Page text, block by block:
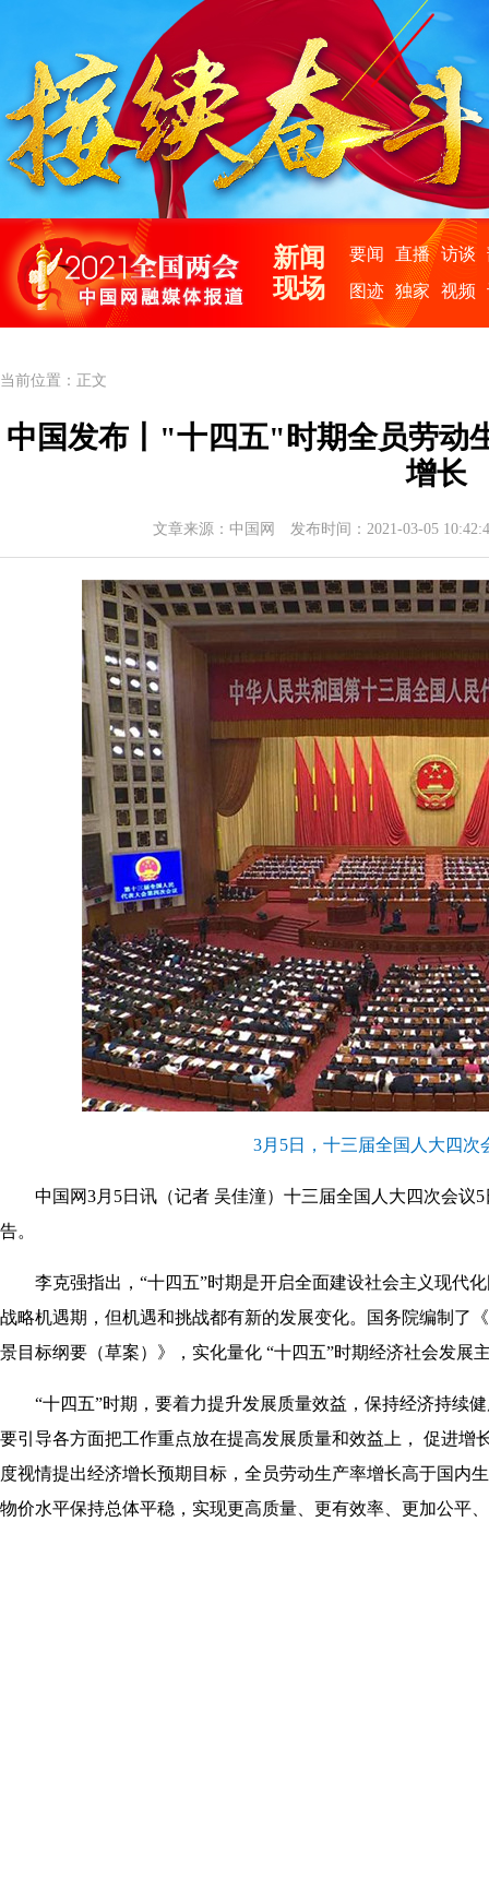
当前位置：正文
中国发布丨"十四五"时期全员劳动
增长
文章来源： 中国网 发布时间：2021-03-05
3月5日，十三届全国人大四次
中国网3月5日讯（记者 吴佳潼）十三届全国人大四次会议
告。
李克强指出，“十四五”时期是开启全面建设社会主义现代
战略机遇期，但机遇和挑战都有新的发展变化。国务院编制了
景目标纲要（草案）》，实化量化 “十四五”时期经济社会发展
“十四五”时期， 要着力提升发展质量效益，保持经济持续
要引导各方面把工作重点放在提高发展质量和效益上， 促进增
度视情提出经济增长预期目标，全员劳动生产率增长高于国内
物价水平保持总体平稳，实现更高质量、更有效率、更加公平